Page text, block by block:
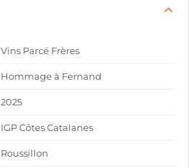
Vins Parcé Frères
Hommage à Fernand
2025
IGP Côtes Catalanes
Roussillon